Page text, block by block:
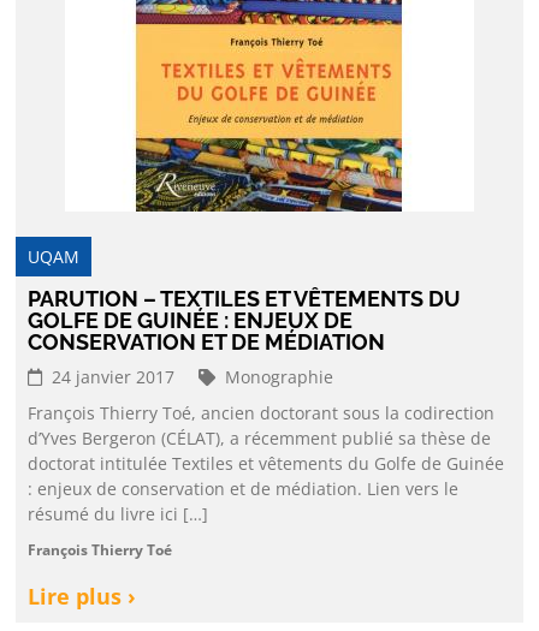
UQAM
PARUTION – TEXTILES ET VÊTEMENTS DU
GOLFE DE GUINÉE : ENJEUX DE
CONSERVATION ET DE MÉDIATION
24 janvier 2017
Monographie
François Thierry Toé, ancien doctorant sous la codirection
d’Yves Bergeron (CÉLAT), a récemment publié sa thèse de
doctorat intitulée Textiles et vêtements du Golfe de Guinée
: enjeux de conservation et de médiation. Lien vers le
résumé du livre ici […]
François Thierry Toé
Lire plus ›